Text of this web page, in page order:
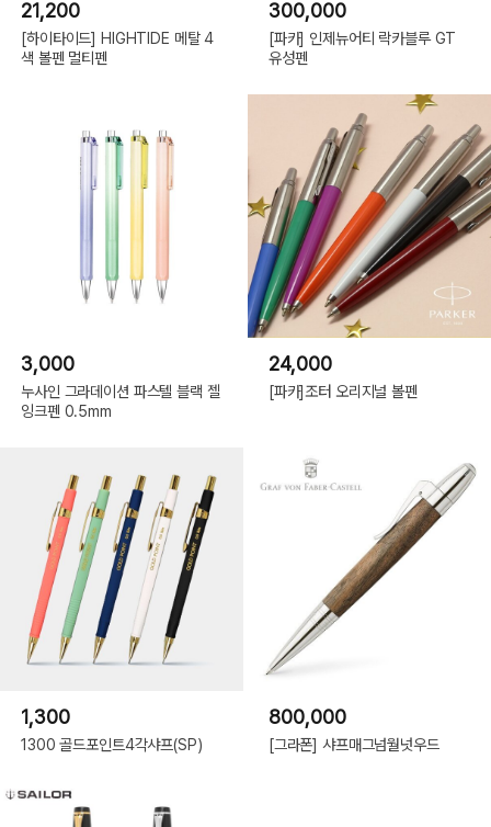
21,200
[하이타이드] HIGHTIDE 메탈 4
색 볼펜 멀티펜
300,000
[파카] 인제뉴어티 락카블루 GT
유성펜
3,000
누사인 그라데이션 파스텔 블랙 젤
잉크펜 0.5mm
24,000
[파카]조터 오리지널 볼펜
1,300
1300 골드포인트4각샤프(SP)
800,000
[그라폰] 샤프매그넘월넛우드